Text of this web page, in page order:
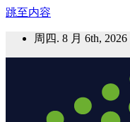
跳至内容
周四. 8 月 6th, 2026